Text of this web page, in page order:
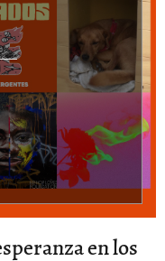
en los